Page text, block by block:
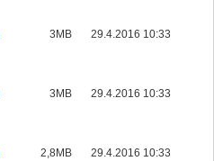
3MB 29.4.2016 10:33
3MB 29.4.2016 10:33
2,8MB 29.4.2016 10:33